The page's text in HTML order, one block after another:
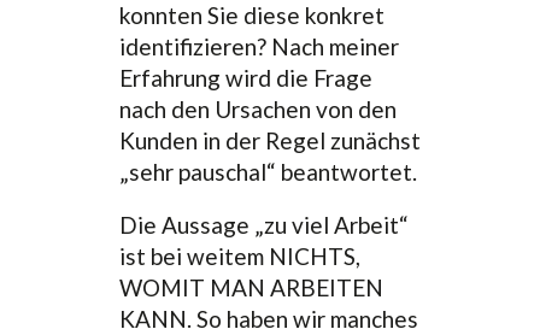
konnten Sie diese konkret
identifizieren? Nach meiner
Erfahrung wird die Frage
nach den Ursachen von den
Kunden in der Regel zunächst
„sehr pauschal“ beantwortet.
Die Aussage „zu viel Arbeit“
ist bei weitem NICHTS,
WOMIT MAN ARBEITEN
KANN. So haben wir manches